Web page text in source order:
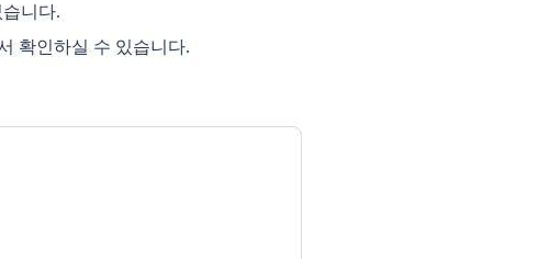
니다.
확인하실 수 있습니다.